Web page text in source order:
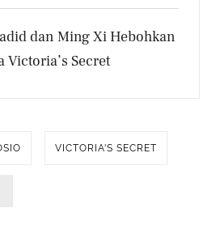
dan Ming Xi Hebohkan
Victoria’s Secret
VICTORIA'S SECRET